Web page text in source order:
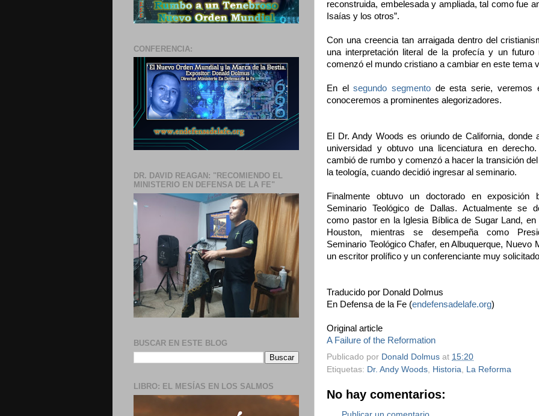
reconstruida, embelesada y ampliada, tal como fue
Isaías y los otros”.
Con una creencia tan arraigada dentro del
una interpretación literal de la profecía y un
comenzó el mundo cristiano a cambiar en este tema
En elsegundo segmento de esta serie, veremos
conoceremos a prominentes alegorizadores.
El Dr. Andy Woods es oriundo de California, donde
universidad y obtuvo una licenciatura en
cambió de rumbo y comenzó a hacer la transición
la teología, cuando decidió ingresar al seminario.
Finalmente obtuvo un doctorado en exposición
Seminario Teológico de Dallas. Actualmente se
como pastor en la Iglesia Bíblica de Sugar Land, en
Houston, mientras se desempeña como
Seminario Teológico Chafer, en Albuquerque, Nuevo
un escritor prolífico y un conferenciante muy
Traducido por Donald Dolmus
En Defensa de la Fe (endefensadelafe.org)
Original article
A Failure of the Reformation
Publicado por Donald Dolmus at 15:20
Etiquetas: Dr. Andy Woods Historia La Reforma
No hay comentarios:
CONFERENCIA:
DR. DAVID REAGAN: "RECOMIENDO EL
MINISTERIO EN DEFENSA DE LA FE"
BUSCAR EN ESTE BLOG
LIBRO: EL MESÍAS EN LOS SALMOS